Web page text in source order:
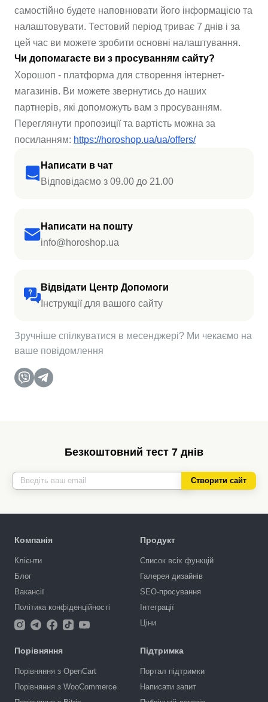
Написати в чат
Відповідаємо з 09.00 до 21.00
Написати на пошту
info@horoshop.ua
Відвідати Центр Допомоги
Інструкції для вашого сайту
Зручніше спілкуватися в месенджері? Ми чекаємо на
ваше повідомлення
самостійно будете наповнювати його інформацією та
налаштовувати. Тестовий період триває 7 днів і за
цей час ви можете зробити основні налаштування.
Чи допомагаєте ви з просуванням сайту?
Хорошоп - платформа для створення інтернет-
магазинів. Ви можете звернутись до наших
партнерів, які допоможуть вам з просуванням.
Переглянути пропозиції та вартість можна за
посиланням: https://horoshop.ua/ua/offers/
Безкоштовний тест 7 днів
Створити сайт
Компанія
Клієнти
Блог
Вакансії
Політика конфіденційності
Продукт
Список всіх функцій
Галерея дизайнів
SEO-просування
Інтеграції
Ціни
Порівняння
Порівняння з OpenCart
Порівняння з WooCommerce
Підтримка
Портал підтримки
Написати запит